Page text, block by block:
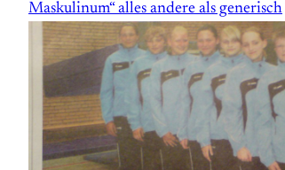
Maskulinum“ alles andere als generisch